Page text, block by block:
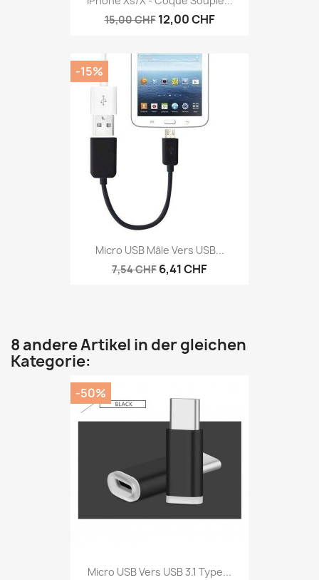
15,00 CHF 12,00 CHF
Micro USB Mâle Vers USB...
7,54 CHF 6,41 CHF
-15%
8 andere Artikel in der gleichen
Kategorie:
Micro USB Vers USB 3.1 Type...
-50%